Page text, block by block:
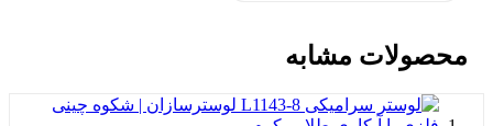
محصولات مشابه